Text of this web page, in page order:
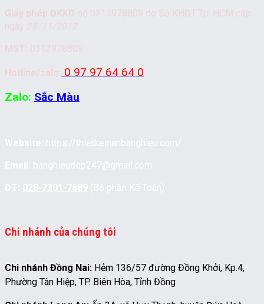
0 97 97 64 64 0
Zalo: Sắc Màu
Chi nhánh của chúng tôi
Chi nhánh Đồng Nai: Hẻm 136/57 đường Đồng Khởi, Kp.4,
Phường Tân Hiệp, TP. Biên Hòa, Tỉnh Đồng